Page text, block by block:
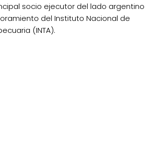
socio ejecutor del lado argentino
del Instituto Nacional de
(INTA).